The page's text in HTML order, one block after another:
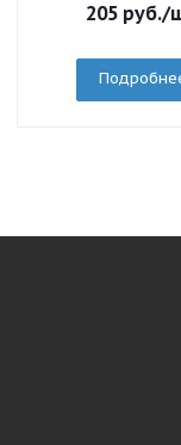
205 руб./